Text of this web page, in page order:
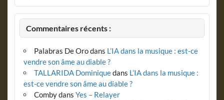
Commentaires récents :
Palabras De Orodans L’IA dans la musique : est-ce
vendre son âme au diable ?
TALLARIDA Dominiquedans L’IA dans la musique :
est-ce vendre son âme au diable ?
Combydans Yes – Relayer